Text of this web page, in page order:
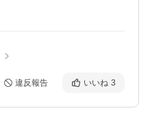
違反報告 いいね 3